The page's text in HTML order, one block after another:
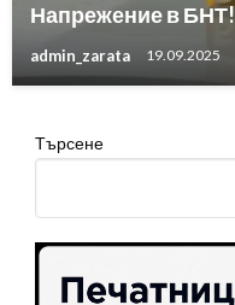
Напрежение в
admin_zarata 19.09.2025
Търсене